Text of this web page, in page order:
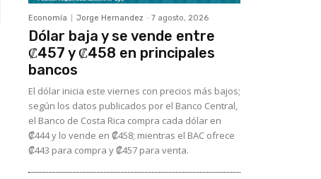
Economía Jorge Hernandez - 7 agosto, 2026
Dólar baja y se vende entre
₡457 y ₡458 en principales
bancos
El dólar inicia este viernes con precios más bajos;
según los datos publicados por el Banco Central,
el Banco de Costa Rica compra cada dólar en
₡444 y lo vende en ₡458; mientras el BAC ofrece
₡443 para compra y ₡457 para venta.